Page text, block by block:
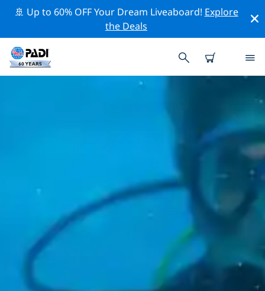
🚢 Up to 60% OFF Your Dream Liveaboard! Explore
the Deals